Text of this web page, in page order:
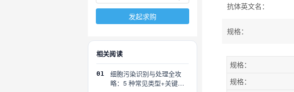
发起求购
相关阅读
01
细胞污染识别与处理全攻
略：5 种常见类型+关键误
抗体英文名 ：
规格：
规格：
规格：